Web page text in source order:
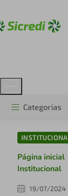
Categorias
Página inicial
Institucional
19/07/2024